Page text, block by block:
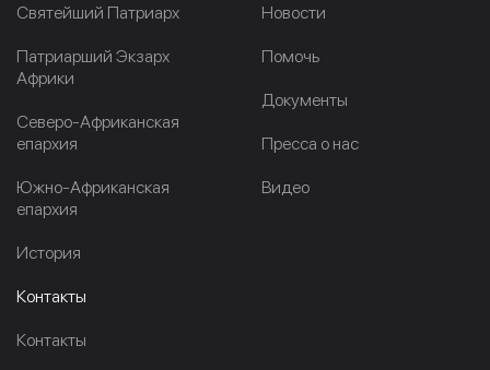
Cвятейший Патриарх
Патриарший Экзарх
Африки
Северо-Африканская
епархия
Южно-Африканская
епархия
История
Новости
Помочь
Документы
Пресса о нас
Видео
Контакты
Контакты